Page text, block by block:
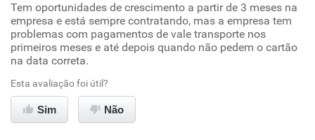
Oportunidade de promoção
Ambiente de trabalho
Conciliação com a vida familiar
Benefícios
Tem oportunidades de crescimento a partir de 3 meses na
empresa e está sempre contratando, mas a empresa tem
problemas com pagamentos de vale transporte nos
primeiros meses e até depois quando não pedem o cartão
na data correta.
Esta avaliação foi útil?
Sim Não